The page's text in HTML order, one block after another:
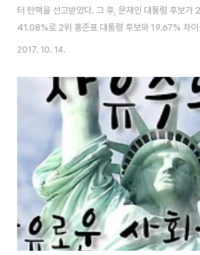
터 탄핵을 선고받았다. 그 후, 문재인 대통령 후보
41.08%로 2위 홍준표 대통령 후보와 19.67% 차이
취임했다. 트럼프 대통령이 “Make America
차로 대통령에 당선되었다. 이는 많은 젊은이와 박
수의 표를 흡수하여 이룩한 성과이다. 그 어떤 시기
재인 대통령은, 굳건한 지지기반을 토대로 이루고자
의 타파, 방산비리 척결, 부동산 개혁 등 후보 때 내걸
2017. 10. 14.